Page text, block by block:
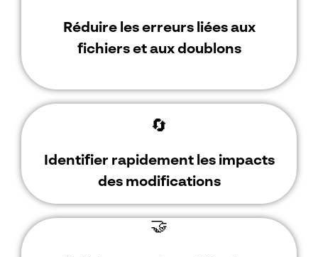
Réduire les erreurs liées aux
fichiers et aux doublons
🔄
Identifier rapidement les impacts
des modifications
🤝